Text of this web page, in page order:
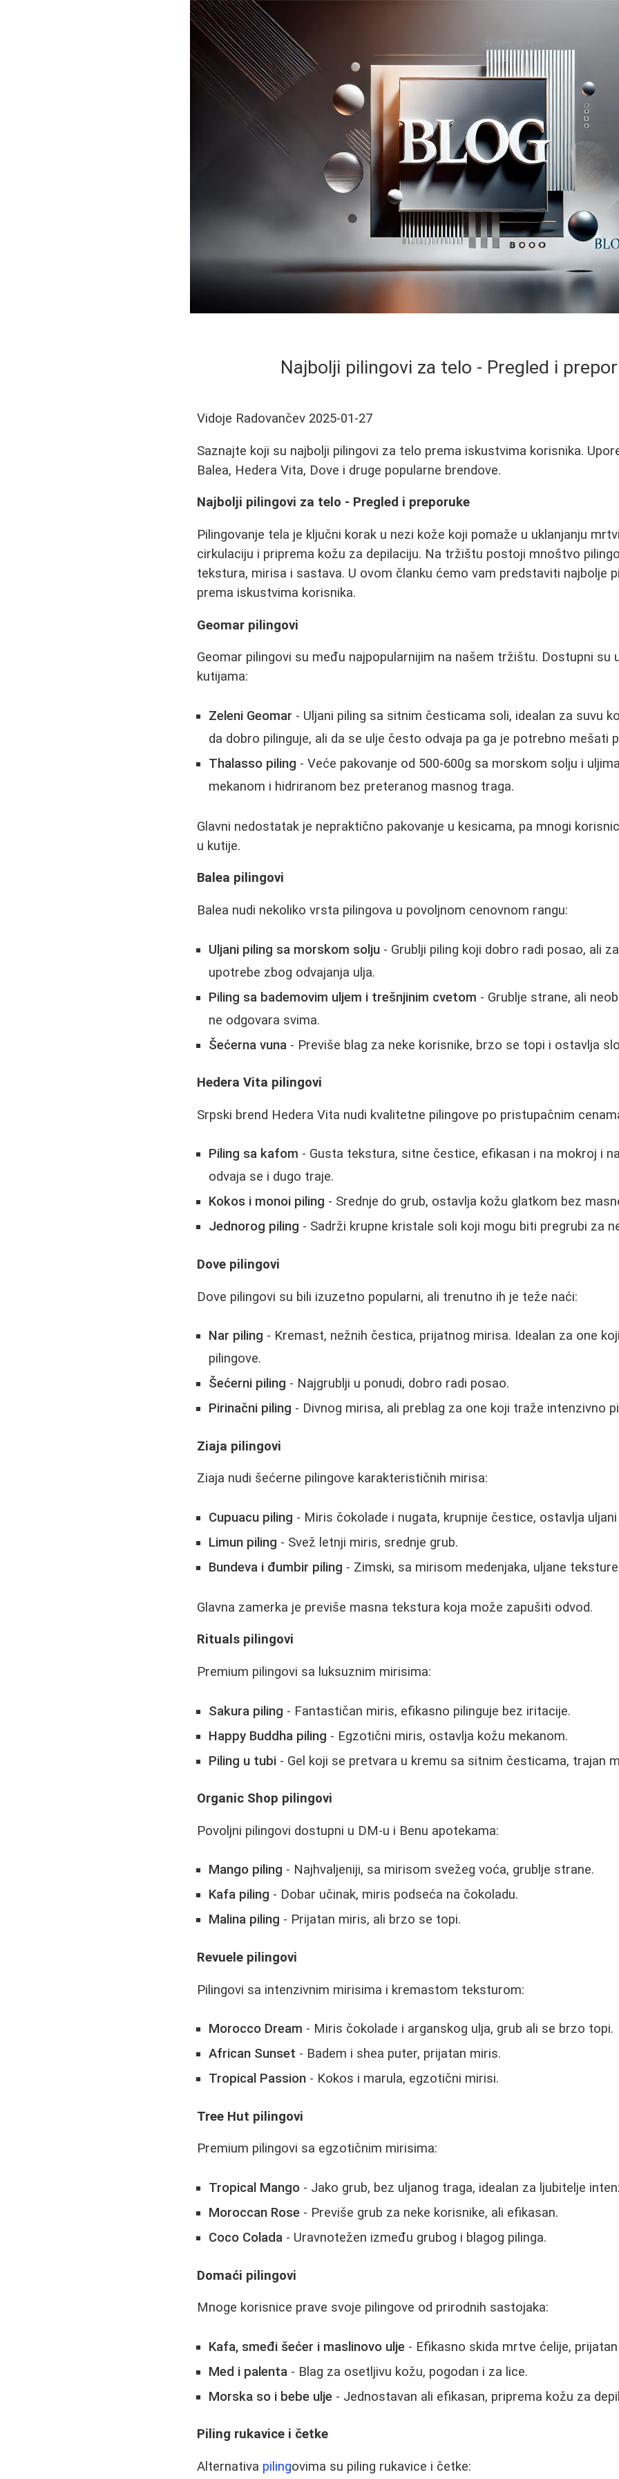
Najbolji pilingovi za telo - Pregled i
Vidoje Radovančev 2025-01-27
Saznajte koji su najbolji pilingovi za telo prema iskustvima korisnika.
Balea, Hedera Vita, Dove i druge popularne brendove.
Najbolji pilingovi za telo - Pregled i preporuke
Pilingovanje tela je ključni korak u nezi kože koji pomaže u uklanjanju
cirkulaciju i priprema kožu za depilaciju. Na tržištu postoji mnoštvo
tekstura, mirisa i sastava. U ovom članku ćemo vam predstaviti najbolje
prema iskustvima korisnika.
Geomar pilingovi
Geomar pilingovi su među najpopularnijim na našem tržištu. Dostupni su
kutijama:
Zeleni Geomar - Uljani piling sa sitnim česticama soli, idealan za suvu
da dobro pilinguje, ali da se ulje često odvaja pa ga je potrebno mešati
Thalasso piling - Veće pakovanje od 500-600g sa morskom solju i
mekanom i hidriranom bez preteranog masnog traga.
Glavni nedostatak je nepraktično pakovanje u kesicama, pa mnogi
u kutije.
Balea pilingovi
Balea nudi nekoliko vrsta pilingova u povoljnom cenovnom rangu:
Uljani piling sa morskom solju - Grublji piling koji dobro radi posao, ali
upotrebe zbog odvajanja ulja.
Piling sa bademovim uljem i trešnjinim cvetom - Grublje strane, ali
ne odgovara svima.
Šećerna vuna - Previše blag za neke korisnike, brzo se topi i ostavlja
Hedera Vita pilingovi
Srpski brend Hedera Vita nudi kvalitetne pilingove po pristupačnim
Piling sa kafom - Gusta tekstura, sitne čestice, efikasan i na mokroj i
odvaja se i dugo traje.
Kokos i monoi piling - Srednje do grub, ostavlja kožu glatkom bez
Jednorog piling - Sadrži krupne kristale soli koji mogu biti pregrubi za
Dove pilingovi
Dove pilingovi su bili izuzetno popularni, ali trenutno ih je teže naći:
Nar piling - Kremast, nežnih čestica, prijatnog mirisa. Idealan za one
pilingove.
Šećerni piling - Najgrublji u ponudi, dobro radi posao.
Pirinačni piling - Divnog mirisa, ali preblag za one koji traže intenzivno
Ziaja pilingovi
Ziaja nudi šećerne pilingove karakterističnih mirisa:
Cupuacu piling - Miris čokolade i nugata, krupnije čestice, ostavlja
Limun piling - Svež letnji miris, srednje grub.
Bundeva i đumbir piling - Zimski, sa mirisom medenjaka, uljane
Glavna zamerka je previše masna tekstura koja može zapušiti odvod.
Rituals pilingovi
Premium pilingovi sa luksuznim mirisima:
Sakura piling - Fantastičan miris, efikasno pilinguje bez iritacije.
Happy Buddha piling - Egzotični miris, ostavlja kožu mekanom.
Piling u tubi - Gel koji se pretvara u kremu sa sitnim česticama, trajan
Organic Shop pilingovi
Povoljni pilingovi dostupni u DM-u i Benu apotekama:
Mango piling - Najhvaljeniji, sa mirisom svežeg voća, grublje strane.
Kafa piling - Dobar učinak, miris podseća na čokoladu.
Malina piling - Prijatan miris, ali brzo se topi.
Revuele pilingovi
Pilingovi sa intenzivnim mirisima i kremastom teksturom:
Morocco Dream - Miris čokolade i arganskog ulja, grub ali se brzo topi.
African Sunset - Badem i shea puter, prijatan miris.
Tropical Passion - Kokos i marula, egzotični mirisi.
Tree Hut pilingovi
Premium pilingovi sa egzotičnim mirisima:
Tropical Mango - Jako grub, bez uljanog traga, idealan za ljubitelje
Moroccan Rose - Previše grub za neke korisnike, ali efikasan.
Coco Colada - Uravnotežen između grubog i blagog pilinga.
Domaći pilingovi
Mnoge korisnice prave svoje pilingove od prirodnih sastojaka:
Kafa, smeđi šećer i maslinovo ulje - Efikasno skida mrtve ćelije,
Med i palenta - Blag za osetljivu kožu, pogodan i za lice.
Morska so i bebe ulje - Jednostavan ali efikasan, priprema kožu za
Piling rukavice i četke
Alternativa pilingovima su piling rukavice i četke: